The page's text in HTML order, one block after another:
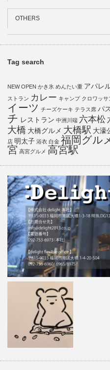
OTHERS
Tag search
NEW OPEN かき氷 めんたい重 アパレ
ストラン カレー キャンプ クロワッサ
イーツ チーズケーキ テラス席 パ
チ レストラン 中洲川端 六本松
大橋 大橋グルメ 大橋駅 大濠
店 明太子 浴衣 白金 福岡グル
宮 高宮グルメ 高宮駅